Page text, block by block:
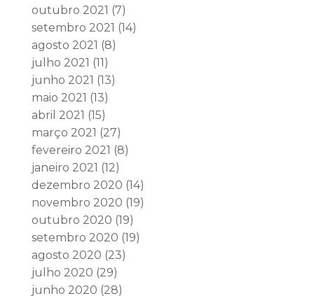
outubro 2021 (7)
setembro 2021 (14)
agosto 2021 (8)
julho 2021 (11)
junho 2021 (13)
maio 2021 (13)
abril 2021 (15)
março 2021 (27)
fevereiro 2021 (8)
janeiro 2021 (12)
dezembro 2020 (14)
novembro 2020 (19)
outubro 2020 (19)
setembro 2020 (19)
agosto 2020 (23)
julho 2020 (29)
junho 2020 (28)